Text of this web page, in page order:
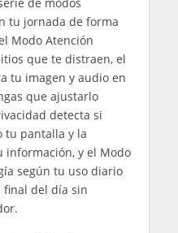
de modos
tu jornada de forma
Modo Atención
que te distraen, el
tu imagen y audio en
que ajustarlo
detecta si
tu pantalla y la
y el Modo
según tu uso diario
final del día sin